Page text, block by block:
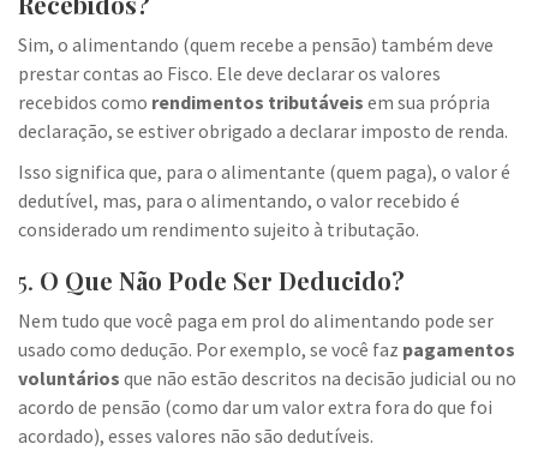
Sim, o alimentando (quem recebe a pensão) também deve
prestar contas ao Fisco. Ele deve declarar os valores
recebidos como rendimentos tributáveis em sua própria
declaração, se estiver obrigado a declarar imposto de renda.
Isso significa que, para o alimentante (quem paga), o valor é
dedutível, mas, para o alimentando, o valor recebido é
considerado um rendimento sujeito à tributação.
5. O Que Não Pode Ser Deducido?
Nem tudo que você paga em prol do alimentando pode ser
usado como dedução. Por exemplo, se você faz pagamentos
voluntários que não estão descritos na decisão judicial ou no
acordo de pensão (como dar um valor extra fora do que foi
acordado), esses valores não são dedutíveis.